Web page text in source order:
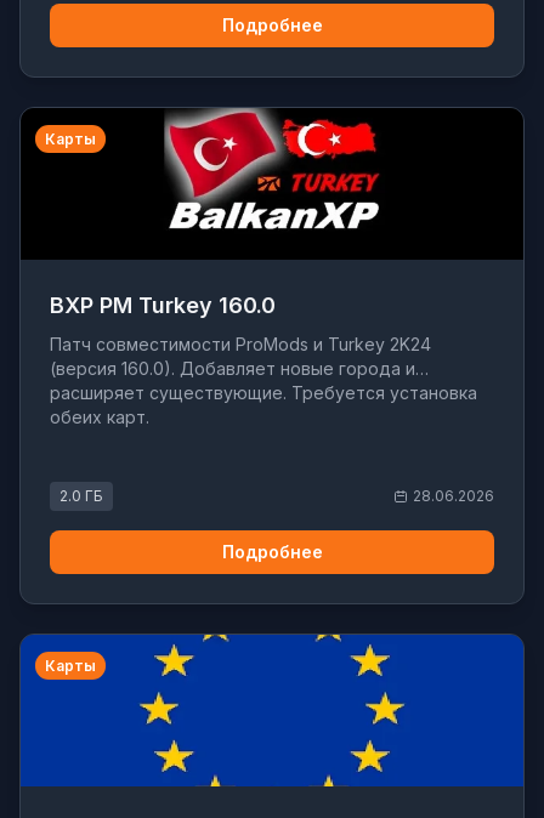
Подробнее
Карты
BXP PM Turkey 160.0
Патч совместимости ProMods и Turkey 2K24
(версия 160.0). Добавляет новые города и
расширяет существующие. Требуется установка
обеих карт.
2.0 ГБ 28.06.2026
Подробнее
Карты